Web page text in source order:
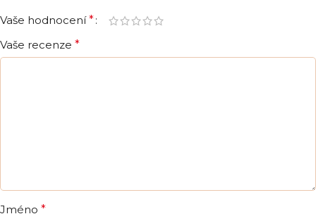
Vaše hodnocení*
Vaše recenze *
Jméno *